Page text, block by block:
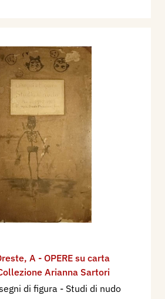
, A - OPERE su carta
Arianna Sartori
di figura - Studi di nudo